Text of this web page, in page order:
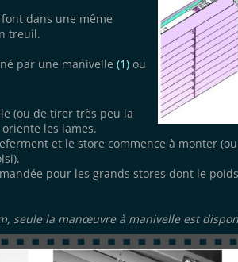
dans une même
treuil.
par une manivelle (1) ou
(ou de tirer très peu la
les lames.
et le store commence à monter
pour les grands stores dont le
seule la manœuvre à manivelle est